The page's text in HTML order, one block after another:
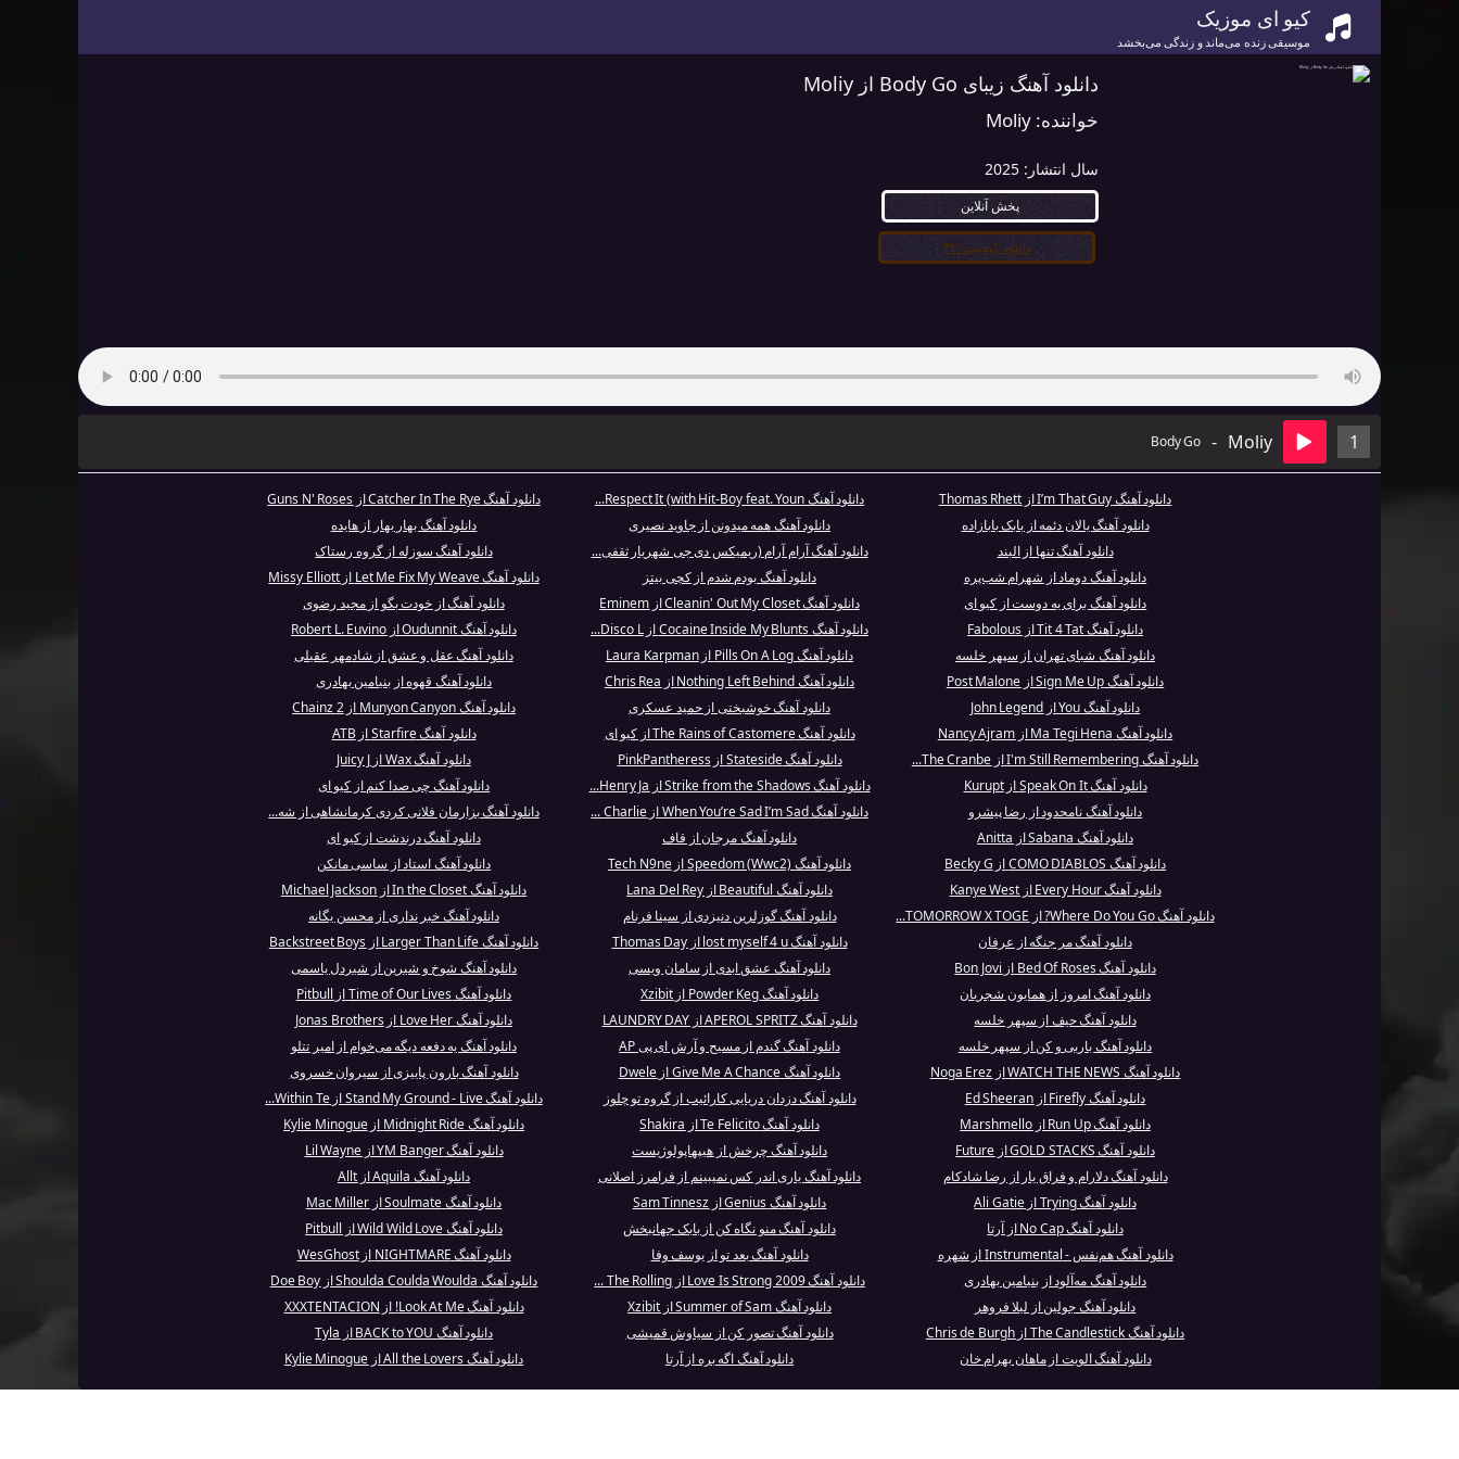
کیو ای موزیک
موسیقی زنده می‌ماند و زندگی می‌بخشد
دانلود آهنگ زیبای Body Go از Moliy
خواننده: Moliy
سال انتشار: 2025
پخش آنلاین
دانلود کیفیت ۳۲۰
1
Moliy
-
Body Go
دانلود آهنگ I’m That Guy از Thomas Rhett دانلود آهنگ Respect It (with Hit-Boy feat. Youn...
دانلود آهنگ Catcher In The Rye از Guns N' Roses
دانلود آهنگ یالان دئمه از بابک بابازاده
دانلود آهنگ همه میدونن از جاوید نصیری
دانلود آهنگ بهار بهار از هایده
دانلود آهنگ تنها از البند
دانلود آهنگ آرام آرام (ریمیکس دی جی شهریار ثقفی...
دانلود آهنگ سوزله از گروه رستاک
دانلود آهنگ دوماد از شهرام شب‌پره
دانلود آهنگ بودم شدم از کچی بیتز
دانلود آهنگ Let Me Fix My Weave از Missy Elliott
دانلود آهنگ برای یه دوست از کیو ای
دانلود آهنگ Cleanin' Out My Closet از Eminem
دانلود آهنگ از خودت بگو از مجید رضوی
دانلود آهنگ Tit 4 Tat از Fabolous
دانلود آهنگ Cocaine Inside My Blunts از Disco L...
دانلود آهنگ Oudunnit از Robert L. Euvino
دانلود آهنگ شبای تهران از سپهر خلسه
دانلود آهنگ Pills On A Log از Laura Karpman
دانلود آهنگ عقل و عشق از شادمهر عقیلی
دانلود آهنگ Sign Me Up از Post Malone
دانلود آهنگ Nothing Left Behind از Chris Rea
دانلود آهنگ قهوه از بنیامین بهادری
دانلود آهنگ You از John Legend
دانلود آهنگ خوشبختی از حمید عسکری
دانلود آهنگ Munyon Canyon از 2 Chainz
دانلود آهنگ Ma Tegi Hena از Nancy Ajram
دانلود آهنگ The Rains of Castomere از کیو ای
دانلود آهنگ Starfire از ATB
دانلود آهنگ I'm Still Remembering از The Cranbe...
دانلود آهنگ Stateside از PinkPantheress
دانلود آهنگ Wax از Juicy J
دانلود آهنگ Speak On It از Kurupt
دانلود آهنگ Strike from the Shadows از Henry Ja...
دانلود آهنگ چی صدا کنم از کیو ای
دانلود آهنگ نامحدود از رضا پیشرو
دانلود آهنگ When You’re Sad I’m Sad از Charlie ...
دانلود آهنگ بز‌ارمان فلانی کردی کرمانشاهی از شه...
دانلود آهنگ Sabana از Anitta
دانلود آهنگ مرجان از قاف
دانلود آهنگ درندشت از کیو ای
دانلود آهنگ COMO DIABLOS از Becky G
دانلود آهنگ Speedom (Wwc2) از Tech N9ne
دانلود آهنگ استاد از ساسی مانکن
دانلود آهنگ Every Hour از Kanye West
دانلود آهنگ Beautiful از Lana Del Rey
دانلود آهنگ In the Closet از Michael Jackson
دانلود آهنگ Where Do You Go? از TOMORROW X TOGE...
دانلود آهنگ گوزلرین دنیزدی از سینا فرنام
دانلود آهنگ خبر نداری از محسن یگانه
دانلود آهنگ مر جنگه از عرفان
دانلود آهنگ lost myself 4 u از Thomas Day
دانلود آهنگ Larger Than Life از Backstreet Boys
دانلود آهنگ Bed Of Roses از Bon Jovi
دانلود آهنگ عشق ابدی از سامان ویسی
دانلود آهنگ شوخ و شیرین از شیردل یاسمی
دانلود آهنگ امروز از همایون شجریان
دانلود آهنگ Powder Keg از Xzibit
دانلود آهنگ Time of Our Lives از Pitbull
دانلود آهنگ حیف از سپهر خلسه
دانلود آهنگ APEROL SPRITZ از LAUNDRY DAY
دانلود آهنگ Love Her از Jonas Brothers
دانلود آهنگ باربی و کن از سپهر خلسه
دانلود آهنگ گندم از مسیح و آرش ای پی AP
دانلود آهنگ یه دفعه دیگه می‌خوام از امیر تتلو
دانلود آهنگ WATCH THE NEWS از Noga Erez
دانلود آهنگ Give Me A Chance از Dwele
دانلود آهنگ بارون پاییزی از سیروان خسروی
دانلود آهنگ Firefly از Ed Sheeran
دانلود آهنگ دزدان دریایی کارائیب از گروه تو چلوز
دانلود آهنگ Stand My Ground - Live از Within Te...
دانلود آهنگ Run Up از Marshmello
دانلود آهنگ Te Felicito از Shakira
دانلود آهنگ Midnight Ride از Kylie Minogue
دانلود آهنگ GOLD STACKS از Future
دانلود آهنگ چرخش از هیپهاپولوژیست
دانلود آهنگ YM Banger از Lil Wayne
دانلود آهنگ دلارام و فراق یار از رضا شادکام
دانلود آهنگ یاری اندر کس نمیبینم از فرامرز اصلانی
دانلود آهنگ Aquila از Allt
دانلود آهنگ Trying از Ali Gatie
دانلود آهنگ Genius از Sam Tinnesz
دانلود آهنگ Soulmate از Mac Miller
دانلود آهنگ No Cap از آرتا
دانلود آهنگ منو نگاه کن از بابک جهانبخش
دانلود آهنگ Wild Wild Love از Pitbull
دانلود آهنگ هم‌نفس - Instrumental از شهره
دانلود آهنگ بعد تو از یوسف وفا
دانلود آهنگ NIGHTMARE از WesGhost
دانلود آهنگ مه‌آلود از بنیامین بهادری
دانلود آهنگ Love Is Strong 2009 از The Rolling ...
دانلود آهنگ Shoulda Coulda Woulda از Doe Boy
دانلود آهنگ جولین از لیلا فروهر
دانلود آهنگ Summer of Sam از Xzibit
دانلود آهنگ Look At Me! از XXXTENTACION
دانلود آهنگ The Candlestick از Chris de Burgh
دانلود آهنگ تصور کن از سیاوش قمیشی
دانلود آهنگ BACK to YOU از Tyla
دانلود آهنگ الویت از ماهان بهرام خان
دانلود آهنگ اگه بره از آرتا دانلود آهنگ All the Lovers از Kylie Minogue